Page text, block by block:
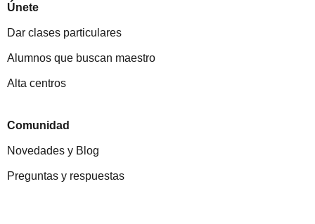
Únete
Dar clases particulares
Alumnos que buscan maestro
Alta centros
Comunidad
Novedades y Blog
Preguntas y respuestas